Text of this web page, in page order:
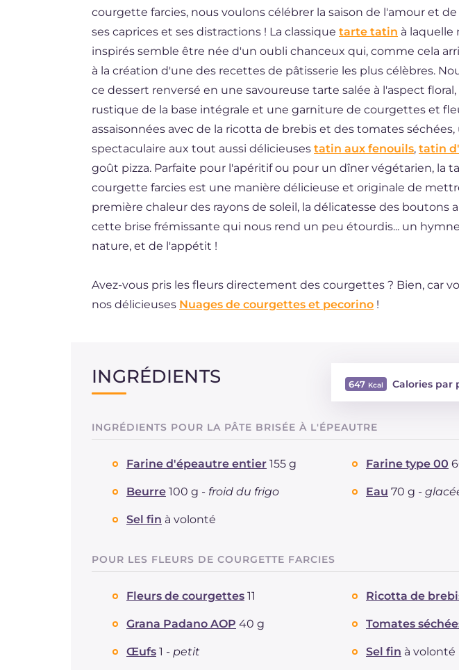
DE
NL
courgette farcies, nous voulons célébrer la saison de l'amour et de
ses caprices et ses distractions ! La classique tarte tatin à laquelle
inspirés semble être née d'un oubli chanceux qui, comme cela
à la création d'une des recettes de pâtisserie les plus célèbres.
ce dessert renversé en une savoureuse tarte salée à l'aspect
rustique de la base intégrale et une garniture de courgettes et
assaisonnées avec de la ricotta de brebis et des tomates
spectaculaire aux tout aussi délicieuses tatin aux fenouils, tatin
goût pizza. Parfaite pour l'apéritif ou pour un dîner végétarien, la
courgette farcies est une manière délicieuse et originale de
première chaleur des rayons de soleil, la délicatesse des boutons
cette brise frémissante qui nous rend un peu étourdis... un
nature, et de l'appétit !
Avez-vous pris les fleurs directement des courgettes ? Bien, car
nos délicieuses Nuages de courgettes et pecorino !
INGRÉDIENTS 647 Calories par
Glucides
Protéine
Graisses
dont acides gras
INGRÉDIENTS POUR LA PÂTE BRISÉE À L'ÉPEAUTRE
Farine d'épeautre entier 155 g Farine type 00
Beurre 100 g - froid du frigo Eau 70 g -
Sel fin à volonté
POUR LES FLEURS DE COURGETTE FARCIES
Fleurs de courgettes 11 Ricotta de
Grana Padano AOP 40 g Tomates
Œufs 1 - petit Sel fin à volonté